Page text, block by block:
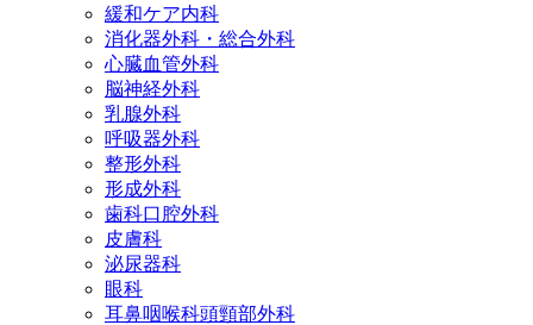
緩和ケア内科
消化器外科・総合外科
心臓血管外科
脳神経外科
乳腺外科
呼吸器外科
整形外科
形成外科
歯科口腔外科
皮膚科
泌尿器科
眼科
耳鼻咽喉科頭頸部外科